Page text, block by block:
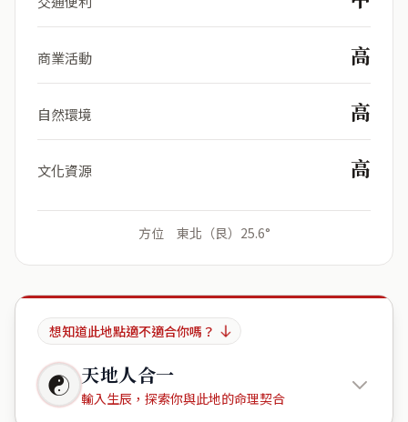
商業活動 高
自然環境 高
文化資源 高
方位 東北（艮）25.6°
想知道此地點適不適合你嗎？
☯ 天地人合一
輸入生辰，探索你與此地的命理契合